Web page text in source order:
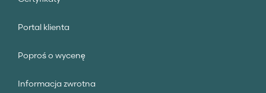
Portal klienta
Poproś o wycenę
Informacja zwrotna